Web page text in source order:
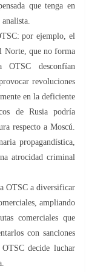
que tenga en
por ejemplo, el
Norte, que no forma
desconfían
revoluciones
en la deficiente
de Rusia podría
respecto a Moscú.
propagandística,
atrocidad criminal
OTSC a diversificar
ampliando
comerciales que
con sanciones
decide luchar